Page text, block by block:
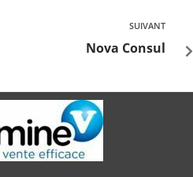
SUIVANT
Nova Consul